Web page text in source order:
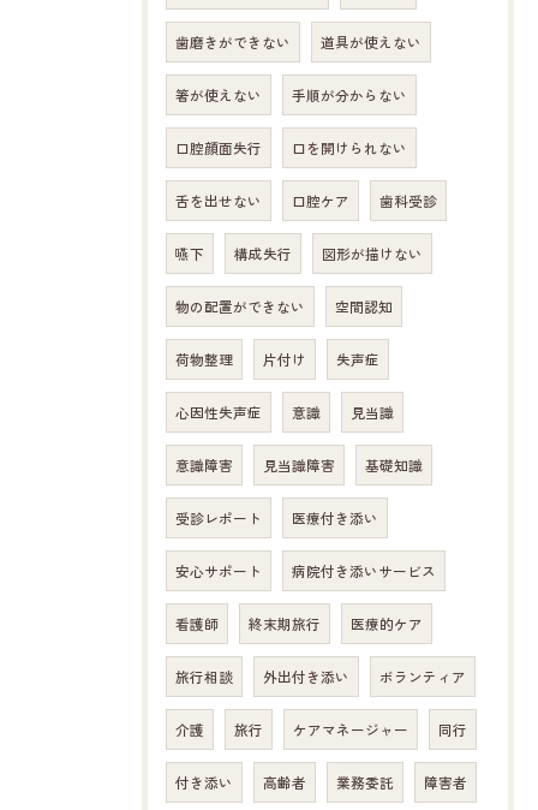
歯磨きができない 道具が使えない
箸が使えない 手順が分からない
口腔顔面失行 口を開けられない
舌を出せない 口腔ケア 歯科受診
嚥下 構成失行 図形が描けない
物の配置ができない 空間認知
荷物整理 片付け 失声症
心因性失声症 意識 見当識
意識障害 見当識障害 基礎知識
受診レポート 医療付き添い
安心サポート 病院付き添いサービス
看護師 終末期旅行 医療的ケア
旅行相談 外出付き添い ボランティア
介護 旅行 ケアマネージャー 同行
付き添い 高齢者 業務委託 障害者